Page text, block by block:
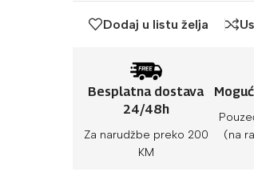
Dodaj u listu želja
Besplatna dostava
24/48h
Za narudžbe preko 200
KM
(na